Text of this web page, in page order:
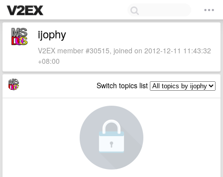
ijophy
V2EX member #30515, joined on 2012-12-11 11:43:32
+08:00
Switch topics list